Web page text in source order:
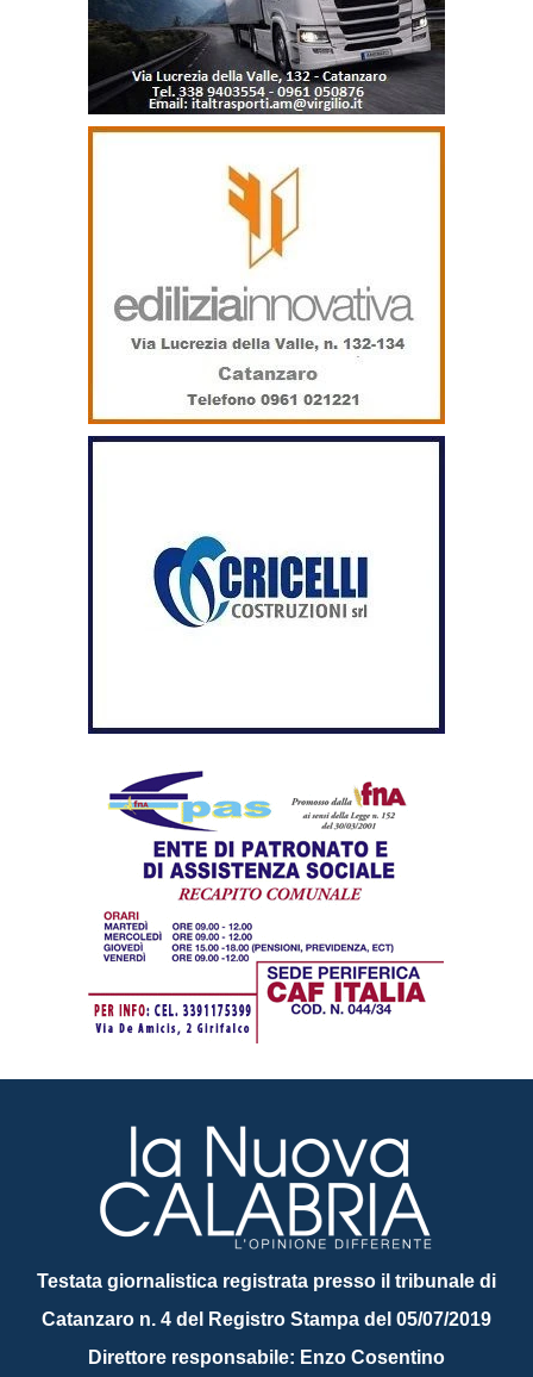
Testata giornalistica registrata presso il tribunale di
Catanzaro n. 4 del Registro Stampa del 05/07/2019
Direttore responsabile: Enzo Cosentino